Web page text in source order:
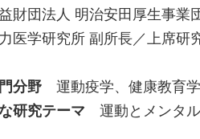
財団法人 明治安田厚生事業
医学研究所 副所長／上席研
分野 運動疫学、健康教育
研究テーマ 運動とメンタ